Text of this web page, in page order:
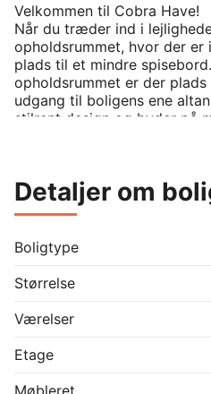
Velkommen til Cobra Have!
Når du træder ind i
opholdsrummet, hvor der er
plads til et mindre
opholdsrummet er der
udgang til boligens ene
stilrent design og byder på
størrelse med udgang til den
*Der gøres opmærksom på,
*Husdyr kan ansøges om.
Detaljer om
Boligtype
Størrelse
Værelser
Etage
Møbleret